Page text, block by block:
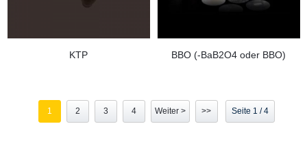
KTP BBO (-BaB2O4 oder BBO)
1 2 3 4 Weiter > >> Seite 1 / 4